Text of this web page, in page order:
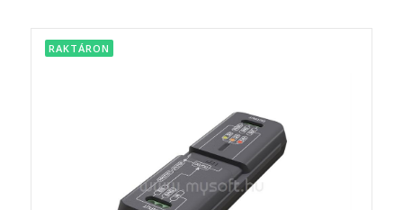
RAKTÁRON